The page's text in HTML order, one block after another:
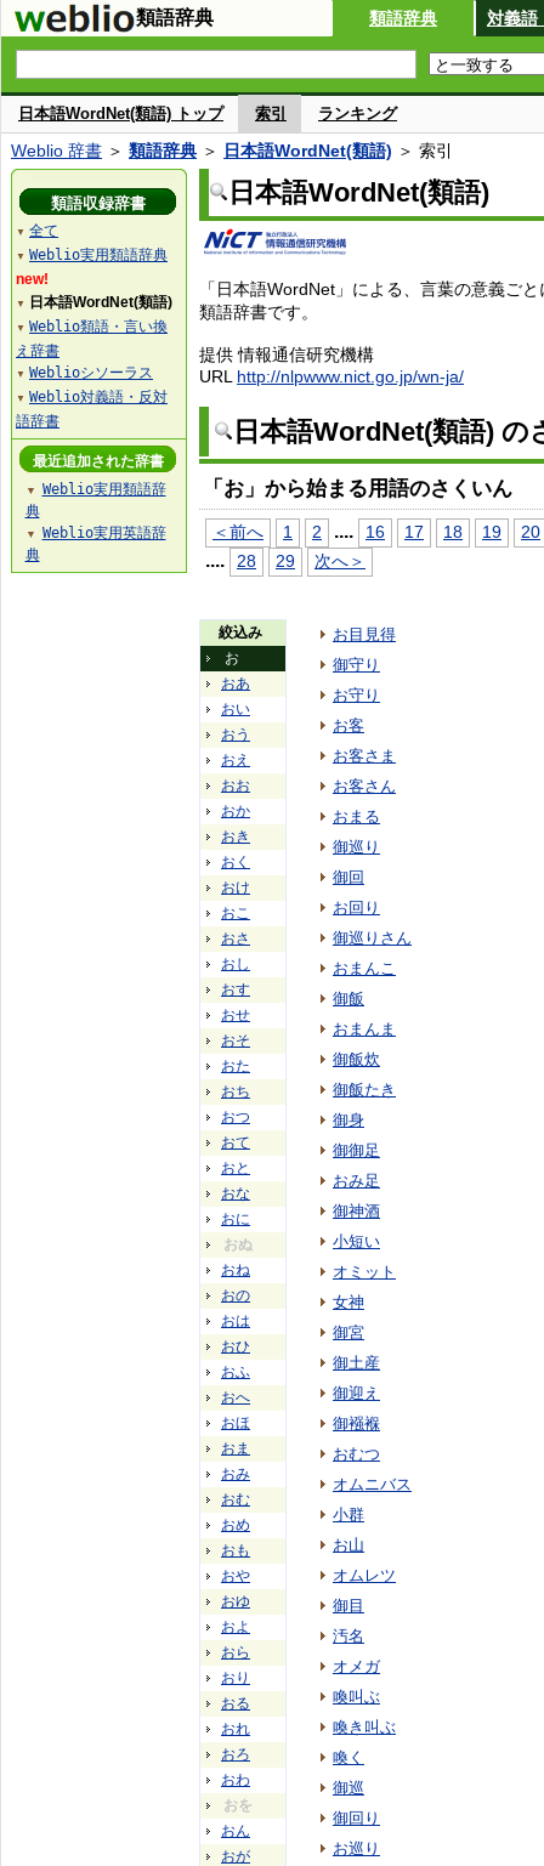
類語辞典 類語辞典 対義語
日本語WordNet(類語) トップ 索引 ランキング
Weblio 辞書 ＞ 類語辞典 ＞ 日本語WordNet(類語) ＞ 索引
日本語WordNet(類語)
「日本語WordNet」による、言葉の意義ご
類語辞書です。
提供 情報通信研究機構
URL http://nlpwww.nict.go.jp/wn-ja/
日本語WordNet(類語) の
「お」から始まる用語のさくいん
＜前へ 1 2 .... 16 17 18 19 20
.... 28 29 次へ＞
絞込み
お
おあ
おい
おう
おえ
おお
おか
おき
おく
おけ
おこ
おさ
おし
おす
おせ
おそ
おた
おち
おつ
おて
おと
おな
おに
おぬ
おね
おの
おは
おひ
おふ
おへ
おほ
おま
おみ
おむ
おめ
おも
おや
おゆ
およ
おら
おり
おる
おれ
おろ
おわ
おを
おん
おが
お目見得
御守り
お守り
お客
お客さま
お客さん
おまる
御巡り
御回
お回り
御巡りさん
おまんこ
御飯
おまんま
御飯炊
御飯たき
御身
御御足
おみ足
御神酒
小短い
オミット
女神
御宮
御土産
御迎え
御襁褓
おむつ
オムニバス
小群
お山
オムレツ
御目
汚名
オメガ
喚叫ぶ
喚き叫ぶ
喚く
御巡
御回り
お巡り
類語収録辞書
▼ 全て
▼ Weblio実用類語辞典
new!
▼ 日本語WordNet(類語)
▼ Weblio類語・言い換
え辞書
▼ Weblioシソーラス
▼ Weblio対義語・反対
語辞書
最近追加された辞書
▼
Weblio実用類語辞
典
▼
Weblio実用英語辞
典